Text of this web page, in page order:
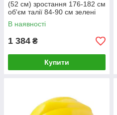
(52 см) зростання 176-182 см
об'єм талії 84-90 см зелені
L4050652
В наявності
1 384 ₴
Купити